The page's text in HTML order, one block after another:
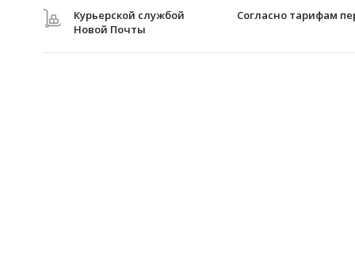
Курьерской службой
Новой Почты
Согласно тарифам